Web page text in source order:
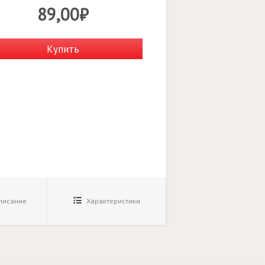
89,00₽
Купить
Характеристики